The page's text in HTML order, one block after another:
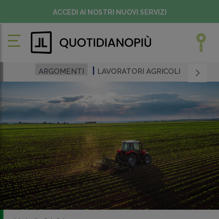
ACCEDI AI NOSTRI NUOVI SERVIZI
ARGOMENTI LAVORATORI AGRICOLI